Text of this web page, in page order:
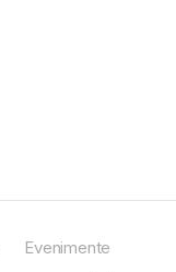
Evenimente